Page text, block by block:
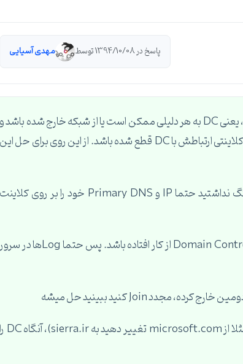
پاسخ در 1394/10/08 توسط مهدی آسیایی
مهمترین علت بروز این خطا خارج شدن DC از شبکه می باشد، یعنی DC به هر دلیلی ممکن است یا از شبکه خارج شده باشد و
یا سرویس خاصی که مرتبط با AD می باشد، و یا اصلن سیستم کلاینتی ارتباطش با DC قطع شده باشد. از این روی برای حل این
1. ابتدا از اینکه به سرور AD پینگ دارید مطمئن شوید. اگر پینگ نداشتید حتما IP و Primary DNS خود را بر روی کلاینت
2. ممکن است به هر دلیلی سرویس Netlogon بر روی Domain Controller از کار افتاده باشد. پس حتما Logها در سرور
4. نام دومین خود را تغییر داده و نامی جدید برای آن انتخاب (مثلا از microsoft.com تغییر دهید به sierra.ir)، آنگاه DC را